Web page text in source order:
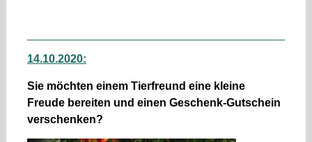
14.10.2020:
Sie möchten einem Tierfreund eine kleine
Freude bereiten und einen Geschenk-Gutschein
verschenken?